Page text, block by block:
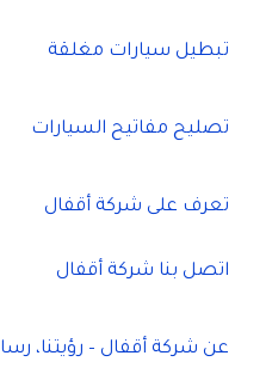
تبطيل سيارات مغلقة
تصليح مفاتيح السيارات
تعرف على شركة أقفال
اتصل بنا شركة أقفال
عن شركة أقفال – رؤيتنا،